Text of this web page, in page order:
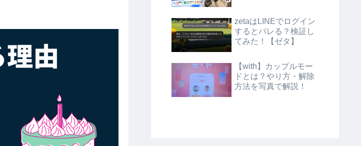
zetaはLINEでログイン
するとバレる？検証し
てみた！【ゼタ】
【with】カップルモー
ドとは？やり方・解除
方法を写真で解説！